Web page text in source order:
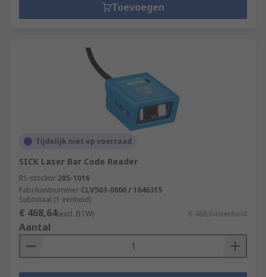
Toevoegen
Tijdelijk niet op voorraad
SICK Laser Bar Code Reader
RS-stocknr. 285-1016
Fabrikantnummer CLV503-0000 / 1046315
Subtotaal (1 eenheid)
€ 468,64(excl. BTW) € 468,64/eenheid
Aantal